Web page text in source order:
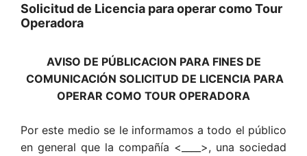
Solicitud de Licencia para operar como Tour
Operadora
AVISO DE PÚBLICACION PARA FINES DE
COMUNICACIÓN SOLICITUD DE LICENCIA PARA
OPERAR COMO TOUR OPERADORA
Por este medio se le informamos a todo el público
en general que la compañía <____>, una sociedad